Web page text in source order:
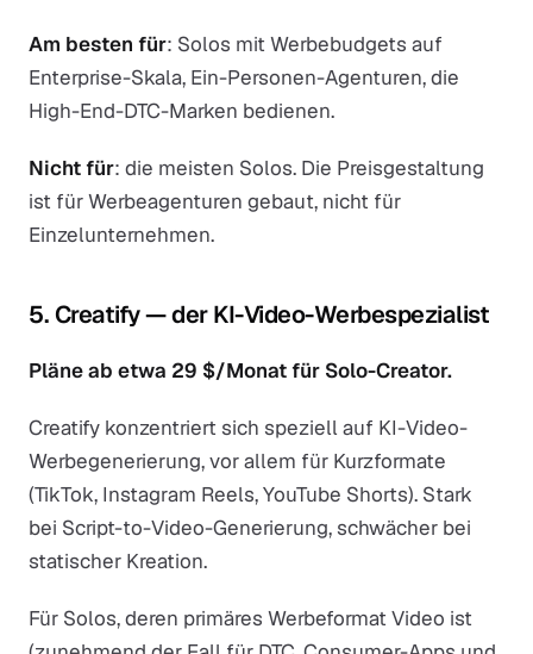
Am besten für: Solos mit Werbebudgets auf
Enterprise-Skala, Ein-Personen-Agenturen, die
High-End-DTC-Marken bedienen.
Nicht für: die meisten Solos. Die Preisgestaltung
ist für Werbeagenturen gebaut, nicht für
Einzelunternehmen.
5. Creatify — der KI-Video-Werbespezialist
Pläne ab etwa 29 $/Monat für Solo-Creator.
Creatify konzentriert sich speziell auf KI-Video-
Werbegenerierung, vor allem für Kurzformate
(TikTok, Instagram Reels, YouTube Shorts). Stark
bei Script-to-Video-Generierung, schwächer bei
statischer Kreation.
Für Solos, deren primäres Werbeformat Video ist